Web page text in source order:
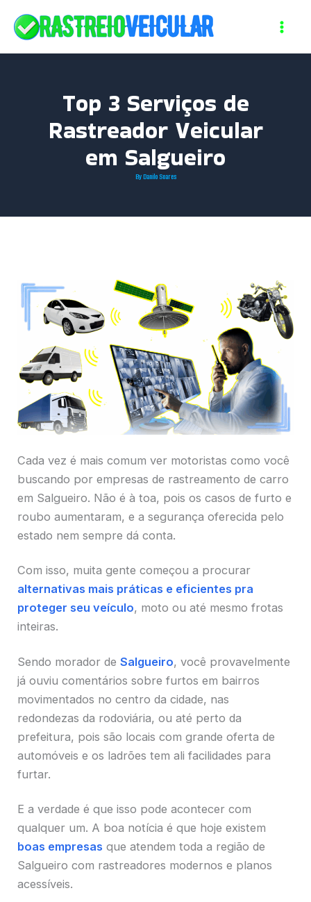
Top 3 Serviços de
Rastreador Veicular
em Salgueiro
ByDanilo Soares
Cada vez é mais comum ver motoristas como você
buscando por empresas de rastreamento de carro
em Salgueiro. Não é à toa, pois os casos de furto e
roubo aumentaram, e a segurança oferecida pelo
estado nem sempre dá conta.
Com isso, muita gente começou a procurar
alternativas mais práticas e eficientes pra
proteger seu veículo, moto ou até mesmo frotas
inteiras.
Sendo morador deSalgueiro, você provavelmente
já ouviu comentários sobre furtos em bairros
movimentados no centro da cidade, nas
redondezas da rodoviária, ou até perto da
prefeitura, pois são locais com grande oferta de
automóveis e os ladrões tem ali facilidades para
furtar.
E a verdade é que isso pode acontecer com
qualquer um. A boa notícia é que hoje existem
boas empresas que atendem toda a região de
Salgueiro com rastreadores modernos e planos
acessíveis.